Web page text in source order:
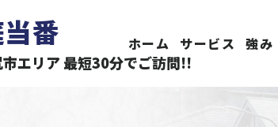
ならお庭当番にお任せください
番
エリア 最短30分でご訪問!!
ホーム サービス 強み